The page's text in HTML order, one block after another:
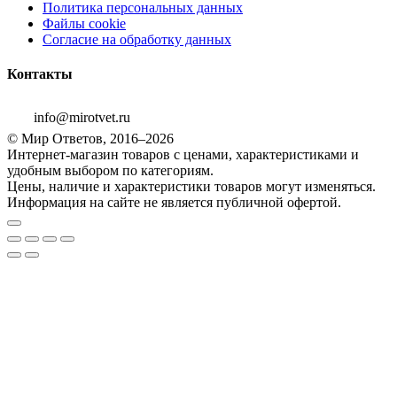
Политика персональных данных
Файлы cookie
Согласие на обработку данных
Контакты
info@mirotvet.ru
© Мир Ответов, 2016–2026
Интернет-магазин товаров с ценами, характеристиками и
удобным выбором по категориям.
Цены, наличие и характеристики товаров могут изменяться.
Информация на сайте не является публичной офертой.